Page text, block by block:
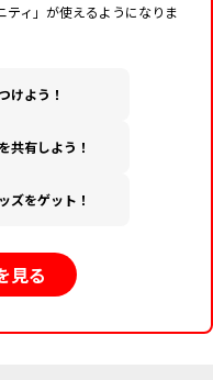
ィ」が使えるようになりま
けよう！
共有しよう！
ズをゲット！
見る